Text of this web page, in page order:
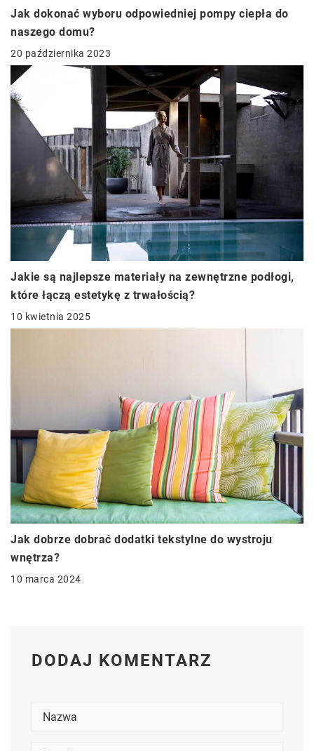
Jak dokonać wyboru odpowiedniej pompy ciepła do
naszego domu?
20 października 2023
Jakie są najlepsze materiały na zewnętrzne podłogi,
które łączą estetykę z trwałością?
10 kwietnia 2025
Jak dobrze dobrać dodatki tekstylne do wystroju
wnętrza?
10 marca 2024
DODAJ KOMENTARZ